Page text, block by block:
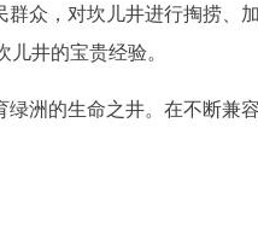
众，对坎儿井进行掏捞
井的宝贵经验。
洲的生命之井。在不断兼